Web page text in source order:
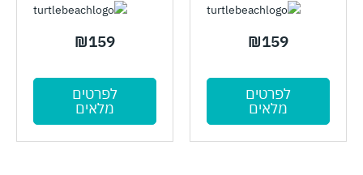
₪159
לפרטים
מלאים
₪159
לפרטים
מלאים